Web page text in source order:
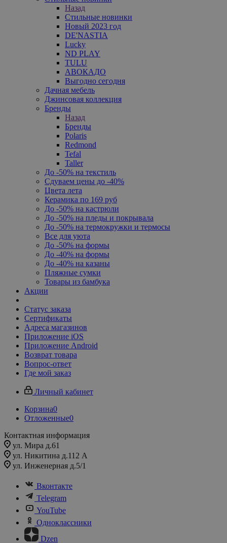
Назад
Стильные новинки
Новый 2023 год
DE'NASTIA
Lucky
ND PLAY
TULU
АВОКАДО
Выгодно сегодня
Дачная мебель
Джинсовая коллекция
Бренды
Назад
Бренды
Polaris
Redmond
Tefal
Taller
До -50% на текстиль
Сдуваем цены до -40%
Цвета лета
Керамика по 169 руб
До -50% на кастрюли
До -50% на пледы и покрывала
До -50% на термокружки и термосы
Все для уюта
До -50% на формы
До -40% на формы
До -40% на казаны
Пляжные сумки
Товары из бамбука
Акции
Статус заказа
Сертификаты
Адреса магазинов
Приложение iOS
Приложение Android
Возврат товара
Вопрос-ответ
Где мой заказ
Личный кабинет
Корзина0
Отложенные0
Контактная информация
ул. Мира д.61
ул. Никитина д.112 А
ул. Инженерная д.5/1
Вконтакте
Telegram
YouTube
Одноклассники
Dzen